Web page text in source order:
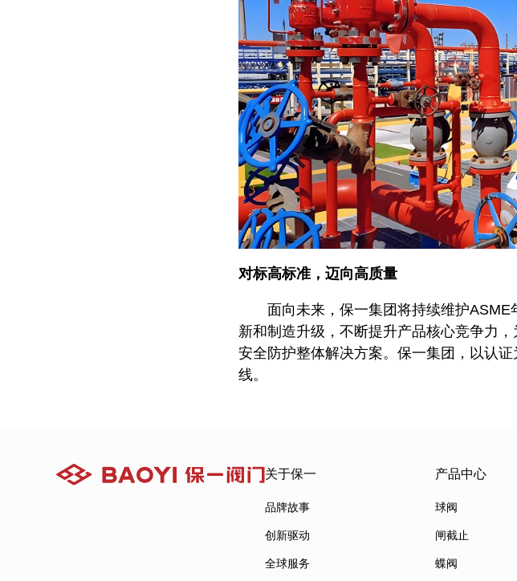
对标高标准，迈向高质量
面向未来，保一集团将持续维护
新和制造升级，不断提升产品核心竞争力
安全防护整体解决方案。保一集团，以认
线。
关于保一
品牌故事
创新驱动
全球服务
产品中心
球阀
闸截止
蝶阀